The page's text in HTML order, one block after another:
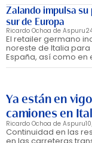
Zalando impulsa
sur de Europa
Ricardo Ochoa de Aspuru
El retailer germano
noreste de Italia
España, así como en
Ya están en
camiones en
Ricardo Ochoa de Aspuru
Continuidad en las